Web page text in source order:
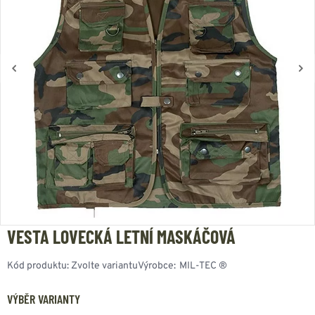
VESTA LOVECKÁ LETNÍ MASKÁČOVÁ
Kód produktu: Zvolte variantuVýrobce: MIL-TEC ®
VÝBĚR VARIANTY